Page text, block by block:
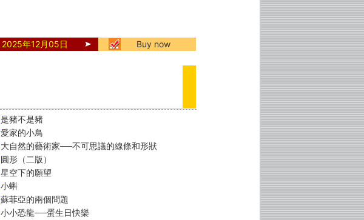
2025年12月05日 Buy now
是豬不是豬
愛家的小鳥
大自然的藝術家──不可思議的線條和形狀
圓形（二版）
星空下的願望
小蝌
蘇菲亞的兩個問題
小小恐龍──蛋生日快樂